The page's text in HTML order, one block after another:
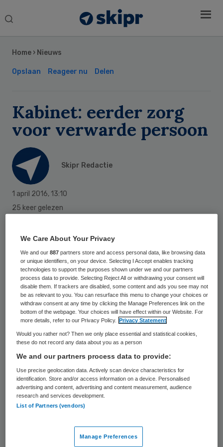
Search
Home › Nieuws
Opslaan Reageer nu Delen
Kabinet: eerder zorg
voor verwarde persoon
Skipr Redactie
1 april 2016, 13:10
25 keer gelezen
Ernstig verwarde mensen kunnen eerder
gedwongen worden behandeld, thuis of in
een instelling. Niet alleen de geestelijke
gezondheidszorg, maar ook het Openbaar
Ministerie (OM) krijgt hierin een grote rol.
Dat heeft het kabinet vrijdag besloten.
Mensen met ernstige psychische problemen
moeten hierdoor eerder de zorg krijgen die
ze nodig hebben. Nu moet nog vaak langer
worden gewacht met ingrijpen. Door de wet
aan te passen, kan de behandeling eerder
beginnen. Ook familieleden worden
betrokken bij het op te stellen zorgplan.
Sidebar
We Care About Your Privacy
We and our887 partners store and access personal data, like browsing data
or unique identifiers, on your device. Selecting I Accept enables tracking
technologies to support the purposes shown under we and our partners
process data to provide. Selecting Reject All or withdrawing your consent will
disable them. If trackers are disabled, some content and ads you see may not
be as relevant to you. You can resurface this menu to change your choices or
withdraw consent at any time by clicking the Manage Preferences link on the
bottom of the webpage. Your choices will have effect within our Website. For
more details, refer to our Privacy Policy.
Privacy Statement
Would you rather not? Then we only place essential and statistical cookies,
these do not record any data about you as a person
We and our partners process data to provide:
Use precise geolocation data. Actively scan device characteristics for
identification. Store and/or access information on a device. Personalised
advertising and content, advertising and content measurement, audience
research and services development.
List of Partners (vendors)
Manage Preferences